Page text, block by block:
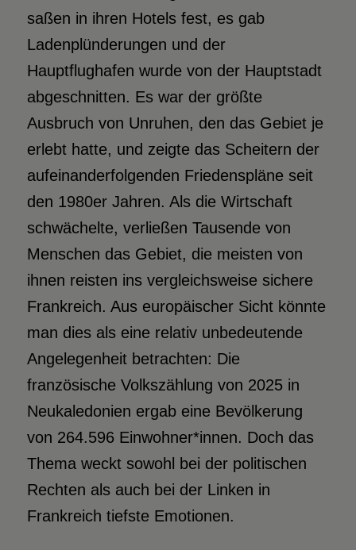
saßen in ihren Hotels fest, es gab
Ladenplünderungen und der
Hauptflughafen wurde von der Hauptstadt
abgeschnitten. Es war der größte
Ausbruch von Unruhen, den das Gebiet je
erlebt hatte, und zeigte das Scheitern der
aufeinanderfolgenden Friedenspläne seit
den 1980er Jahren. Als die Wirtschaft
schwächelte, verließen Tausende von
Menschen das Gebiet, die meisten von
ihnen reisten ins vergleichsweise sichere
Frankreich. Aus europäischer Sicht könnte
man dies als eine relativ unbedeutende
Angelegenheit betrachten: Die
französische Volkszählung von 2025 in
Neukaledonien ergab eine Bevölkerung
von 264.596 Einwohner*innen. Doch das
Thema weckt sowohl bei der politischen
Rechten als auch bei der Linken in
Frankreich tiefste Emotionen.